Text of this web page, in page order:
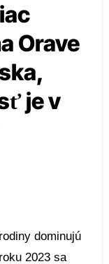
Orave
je v
2023 sa